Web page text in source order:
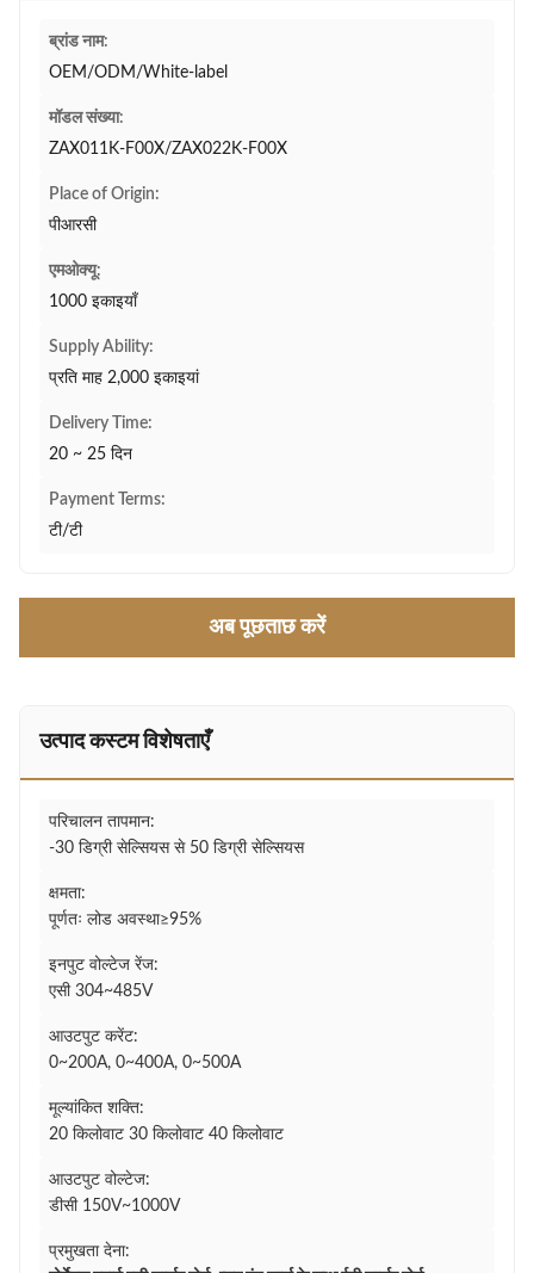
ब्रांड नाम:
OEM/ODM/White-label
मॉडल संख्या:
ZAX011K-F00X/ZAX022K-F00X
Place of Origin:
पीआरसी
एमओक्यू:
1000 इकाइयाँ
Supply Ability:
प्रति माह 2,000 इकाइयां
Delivery Time:
20 ~ 25 दिन
Payment Terms:
टी/टी
अब पूछताछ करें
उत्पाद कस्टम विशेषताएँ
परिचालन तापमान:
-30 डिग्री सेल्सियस से 50 डिग्री सेल्सियस
क्षमता:
पूर्णतः लोड अवस्था≥95%
इनपुट वोल्टेज रेंज:
एसी 304~485V
आउटपुट करेंट:
0~200A, 0~400A, 0~500A
मूल्यांकित शक्ति:
20 किलोवाट 30 किलोवाट 40 किलोवाट
आउटपुट वोल्टेज:
डीसी 150V~1000V
प्रमुखता देना: